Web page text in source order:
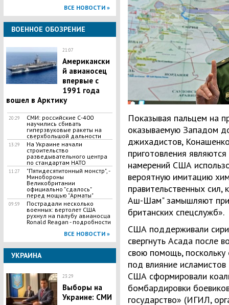
ВСЕ НОВОСТИ »
ВОЕННОЕ ОБОЗРЕНИЕ
21:07
Американски
й авианосец
впервые с
1991 года
вошел в Арктику
20:29
СМИ: российские С-400
научились сбивать
гиперзвуковые ракеты на
сверхбольшой дальности
13:29
На Украине начали
строительство
разведывательного центра
по стандартам НАТО
11:27
"Пятидесятитонный монстр", -
Минобороны
Великобритании
официально "сдалось"
перед мощью "Арматы"
09:59
Пострадали несколько
военных: вертолет США
рухнул на палубу авианосца
Ronald Reagan - подробности
ВСЕ НОВОСТИ »
УКРАИНА
23:29
Выборы на
Украине: СМИ
Показывая пальцем на
оказываемую Западом
джихадистов,
приготовления
намерений США
вероятную имитацию
правительственных сил,
Аш-Шам" замышляют
британских спецслужб».
США поддерживали
свергнуть Асада после
свою помощь,
под влияние
США сформировали
бомбардировки
государство» (ИГИЛ,